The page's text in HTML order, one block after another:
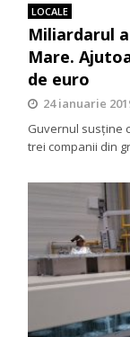
LOCALE
Miliardarul
Mare.
de euro
24 ianuarie
Guvernul susţine
trei companii din